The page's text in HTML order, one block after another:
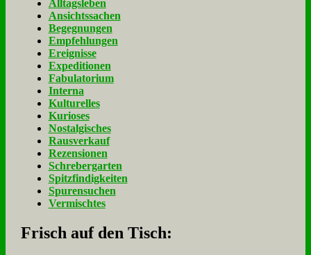
Alltagsleben
Ansichtssachen
Begegnungen
Empfehlungen
Ereignisse
Expeditionen
Fabulatorium
Interna
Kulturelles
Kurioses
Nostalgisches
Rausverkauf
Rezensionen
Schrebergarten
Spitzfindigkeiten
Spurensuchen
Vermischtes
Frisch auf den Tisch: